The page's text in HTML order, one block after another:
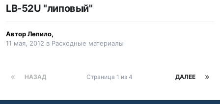
LB-52U "липовый"
АвторЛепило,
11 мая, 2012 в Расходные материалы
НАЗАД ДАЛЕЕ
Страница 1 из 4